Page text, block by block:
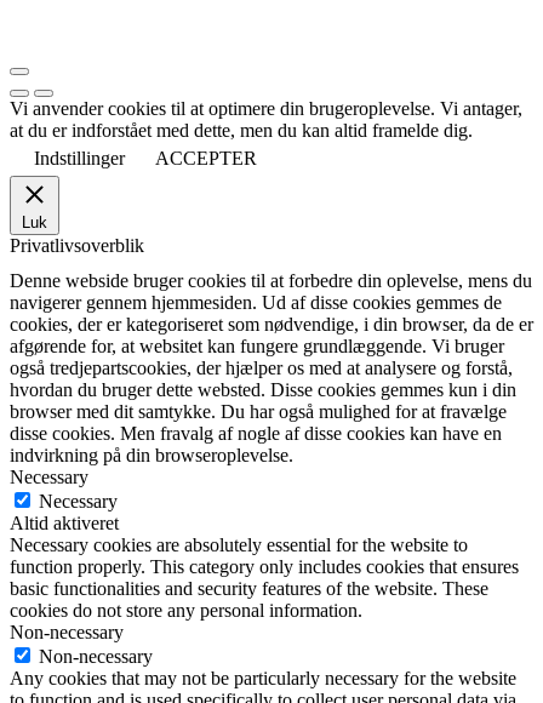
Vi anvender cookies til at optimere din brugeroplevelse. Vi antager,
at du er indforstået med dette, men du kan altid framelde dig.
Indstillinger
ACCEPTER
Luk
Privatlivsoverblik
Denne webside bruger cookies til at forbedre din oplevelse, mens du
navigerer gennem hjemmesiden. Ud af disse cookies gemmes de
cookies, der er kategoriseret som nødvendige, i din browser, da de er
afgørende for, at websitet kan fungere grundlæggende. Vi bruger
også tredjepartscookies, der hjælper os med at analysere og forstå,
hvordan du bruger dette websted. Disse cookies gemmes kun i din
browser med dit samtykke. Du har også mulighed for at fravælge
disse cookies. Men fravalg af nogle af disse cookies kan have en
indvirkning på din browseroplevelse.
Necessary
Necessary
Altid aktiveret
Necessary cookies are absolutely essential for the website to
function properly. This category only includes cookies that ensures
basic functionalities and security features of the website. These
cookies do not store any personal information.
Non-necessary
Non-necessary
Any cookies that may not be particularly necessary for the website